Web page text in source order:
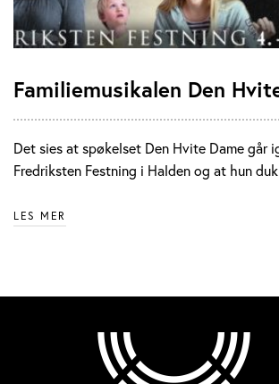
Familiemusikalen Den
Det sies at spøkelset Den Hvite Dame går
Fredriksten Festning i Halden og at hun
LES MER